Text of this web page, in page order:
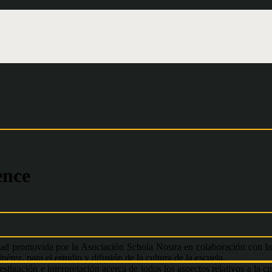
promovida por la Asociación Schola Nostra en colaboración con
para el estudio y difusión de la cultura de la escuela.
e interpretación acerca de todos los aspectos relativos a la